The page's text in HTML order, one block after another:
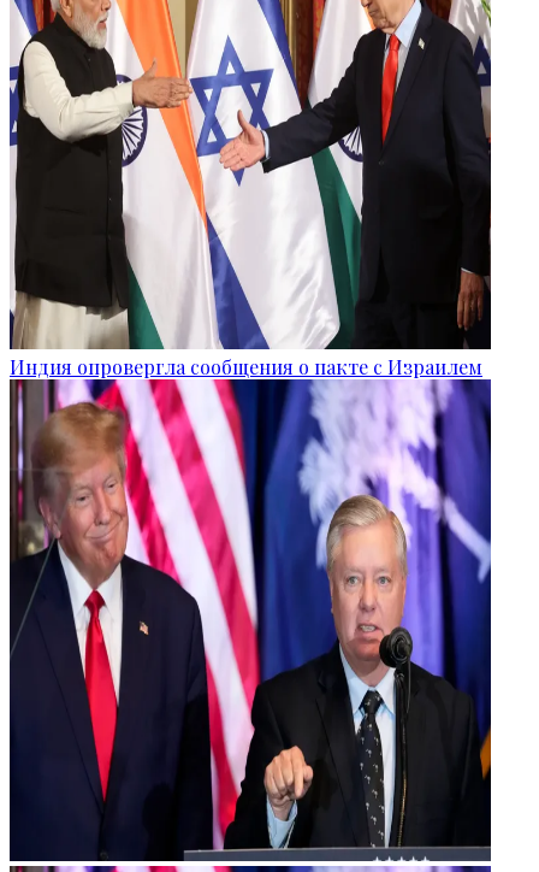
Индия опровергла сообщения о пакте с Израилем